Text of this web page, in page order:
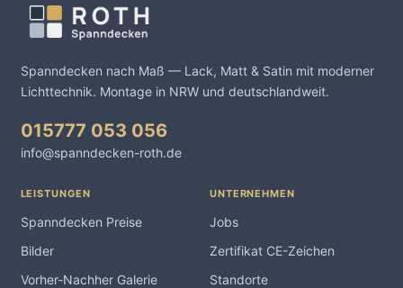
Spanndecken nach Maß — Lack, Matt & Satin mit moderner
Lichttechnik. Montage in NRW und deutschlandweit.
015777 053 056
info@spanndecken-roth.de
LEISTUNGEN
Spanndecken Preise
Bilder
Vorher-Nachher Galerie
UNTERNEHMEN
Jobs
Zertifikat CE-Zeichen
Standorte